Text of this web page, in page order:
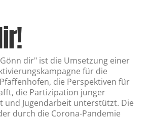
dir" ist die Umsetzung einer
für die
die Perspektiven für
die Partizipation junger
und Jugendarbeit unterstützt. Die
durch die Corona-Pandemie